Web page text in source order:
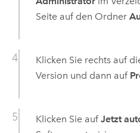
Seite auf den Ordner
Klicken Sie rechts auf
Version und dann auf
Klicken Sie auf Jetzt